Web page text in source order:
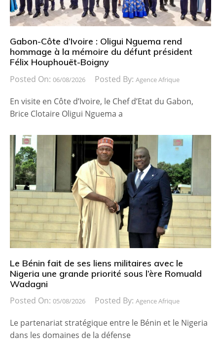
Gabon-Côte d’Ivoire : Oligui Nguema rend
hommage à la mémoire du défunt président
Félix Houphouët-Boigny
Posted On: 06/08/2026 Posted By: Agence Afrique
En visite en Côte d’Ivoire, le Chef d’Etat du Gabon,
Brice Clotaire Oligui Nguema a
Le Bénin fait de ses liens militaires avec le
Nigeria une grande priorité sous l’ère Romuald
Wadagni
Posted On: 05/08/2026 Posted By: Agence Afrique
Le partenariat stratégique entre le Bénin et le Nigeria
dans les domaines de la défense